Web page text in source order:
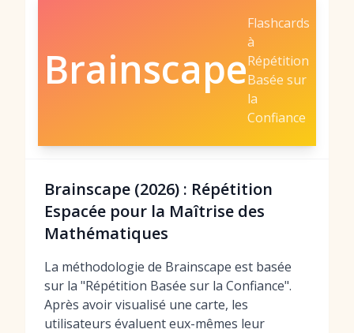
Brainscape
Flashcards
à
Répétition
Basée sur
la
Confiance
Brainscape (2026) : Répétition
Espacée pour la Maîtrise des
Mathématiques
La méthodologie de Brainscape est basée
sur la "Répétition Basée sur la Confiance".
Après avoir visualisé une carte, les
utilisateurs évaluent eux-mêmes leur